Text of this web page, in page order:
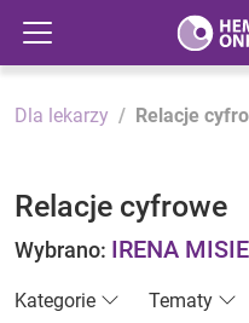
Dla lekarzy Relacje
Relacje cyfrowe
Wybrano: IRENA
Kategorie Tematy